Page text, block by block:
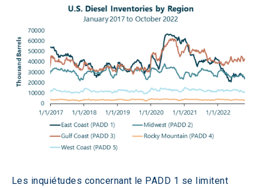
Les inquiétudes concernant le PADD 1 se limitent